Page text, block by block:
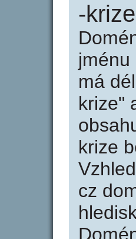
-
jménu
má
krize"
krize
cz